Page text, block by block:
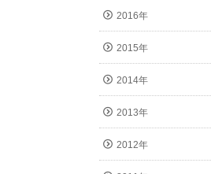
2016年
2015年
2014年
2013年
2012年